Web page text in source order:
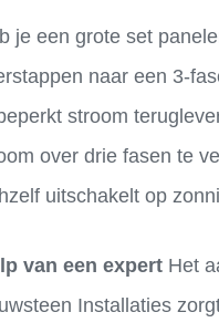
je een grote set
naar een 3-
stroom
over drie fasen te
uitschakelt op
van een expert Het
Installaties